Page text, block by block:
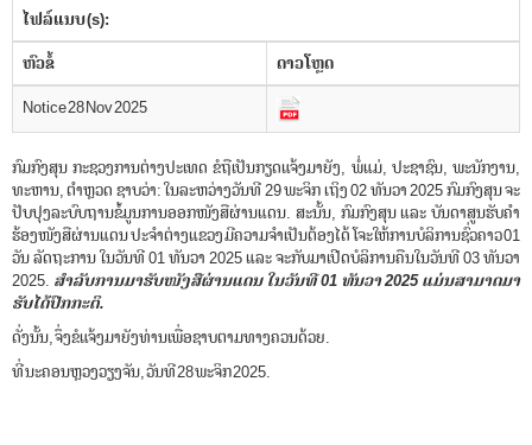
g
a
t
i
o
n
ໄຟລ໌ແນບ (s):
​ຫົວ​ຂໍ້
ດາວ​ໂຫຼດ
Notice 28 Nov 2025
ກົມກົງສຸນ ກະຊວງການຕ່າງປະເທດ ຂໍຖືເປັນກຽດແຈ້ງມາຍັງ, ພໍ່ແມ່, ປະຊາຊົນ, ພະນັກງານ,
ທະຫານ, ຕຳຫຼວດ ຊາບວ່າ: ໃນລະຫວ່າງວັນທີ 29 ພະຈິກ ເຖິງ 02 ທັນວາ 2025 ກົມກົງສຸນ ຈະ
ປັບປຸງລະບົບຖານຂໍ້ມູນການອອກໜັງສືຜ່ານແດນ. ສະນັ້ນ, ກົມກົງສຸນ ແລະ ບັນດາສູນຮັບຄຳ
ຮ້ອງໜັງສືຜ່ານແດນ ປະຈຳຕ່າງແຂວງ ມີຄວາມຈຳເປັນຕ້ອງໄດ້ ໂຈະໃຫ້ການບໍລິການຊົ່ວຄາວ 01
ວັນ ລັດຖະການ ໃນວັນທີ 01 ທັນວາ 2025 ແລະ ຈະກັບມາເປີດບໍລິການຄືນໃນວັນທີ 03 ທັນວາ
2025. ສຳລັບການມາຮັບໜັງສືຜ່ານແດນ ໃນວັນທີ 01 ທັນວາ 2025 ແມ່ນສາມາດມາ
ຮັບໄດ້ປົກກະຕິ.
ດັ່ງນັ້ນ, ຈຶ່ງຂໍແຈ້ງມາຍັງທ່ານເພື່ອຊາບຕາມທາງຄວນດ້ວຍ.
ທີ່ ນະຄອນຫຼວງວຽງຈັນ, ວັນທີ 28 ພະຈິກ 2025.